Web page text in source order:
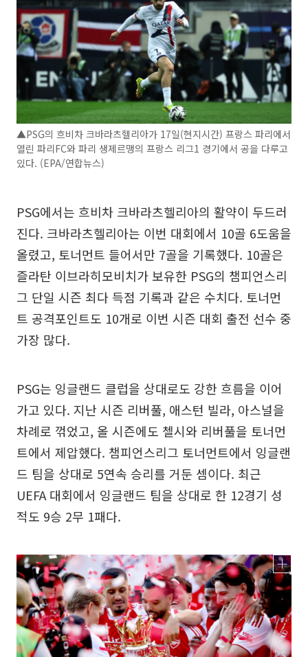
▲PSG의 흐비차 크바라츠헬리아가 17일(현지시간) 프랑스 파리에서
열린 파리FC와 파리 생제르맹의 프랑스 리그1 경기에서 공을 다루고
있다. (EPA/연합뉴스)
PSG에서는 흐비차 크바라츠헬리아의 활약이 두드러
진다. 크바라츠헬리아는 이번 대회에서 10골 6도움을
올렸고, 토너먼트 들어서만 7골을 기록했다. 10골은
즐라탄 이브라히모비치가 보유한 PSG의 챔피언스리
그 단일 시즌 최다 득점 기록과 같은 수치다. 토너먼
트 공격포인트도 10개로 이번 시즌 대회 출전 선수 중
가장 많다.
PSG는 잉글랜드 클럽을 상대로도 강한 흐름을 이어
가고 있다. 지난 시즌 리버풀, 애스턴 빌라, 아스널을
차례로 꺾었고, 올 시즌에도 첼시와 리버풀을 토너먼
트에서 제압했다. 챔피언스리그 토너먼트에서 잉글랜
드 팀을 상대로 5연속 승리를 거둔 셈이다. 최근
UEFA 대회에서 잉글랜드 팀을 상대로 한 12경기 성
적도 9승 2무 1패다.